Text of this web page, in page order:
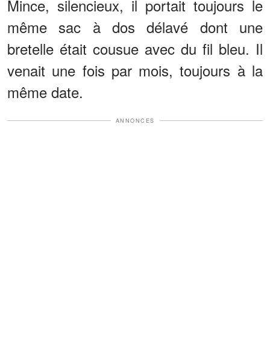
Mince, silencieux, il portait toujours le
même sac à dos délavé dont une
bretelle était cousue avec du fil bleu. Il
venait une fois par mois, toujours à la
même date.
ANNONCES